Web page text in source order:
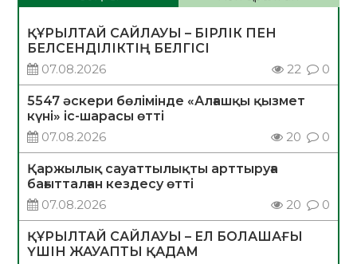
ҚҰРЫЛТАЙ САЙЛАУЫ – БІРЛІК ПЕН
БЕЛСЕНДІЛІКТІҢ БЕЛГІСІ
07.08.2026
22 0
5547 әскери бөлімінде «Алғашқы қызмет
күні» іс-шарасы өтті
07.08.2026
20 0
Қаржылық сауаттылықты арттыруға
бағытталған кездесу өтті
07.08.2026
20 0
ҚҰРЫЛТАЙ САЙЛАУЫ – ЕЛ БОЛАШАҒЫ
ҮШІН ЖАУАПТЫ ҚАДАМ